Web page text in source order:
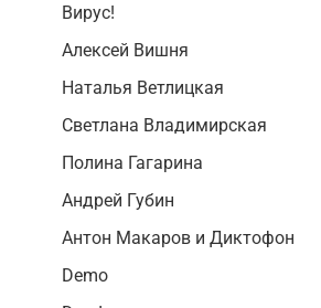
Вирус!
Алексей Вишня
Наталья Ветлицкая
Светлана Владимирская
Полина Гагарина
Андрей Губин
Антон Макаров и Диктофон
Demo